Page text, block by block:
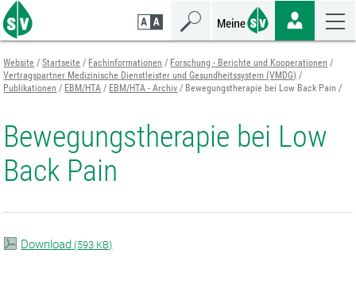
Zum
Seiteninhalt
springen
Zur
Navigation
springen
Zur
Mobilen
Navigation
springen
Website Startseite Fachinformationen
Forschung - Berichte und Kooperationen
Vertragspartner Medizinische Dienstleister und Gesundheitssystem (VMDG)
Publikationen
EBM/HTA EBM/HTA - Archiv Bewegungstherapie bei Low Back Pain
Bewegungstherapie bei Low
Back Pain
Download (593 KB)